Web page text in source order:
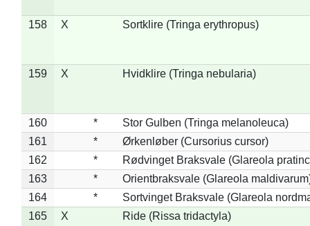
158 X Sortklire (Tringa erythropus)
159 X Hvidklire (Tringa nebularia)
160 *
Stor Gulben (Tringa melanoleuca)
161
*
Ørkenløber (Cursorius cursor)
162
*
Rødvinget Braksvale (Glareola
163
*
Orientbraksvale (Glareola
164
*
Sortvinget Braksvale (Glareola
165
X Ride (Rissa tridactyla)